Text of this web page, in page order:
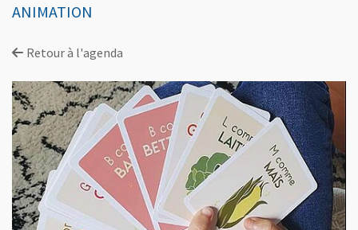
ANIMATION
Retour à l'agenda